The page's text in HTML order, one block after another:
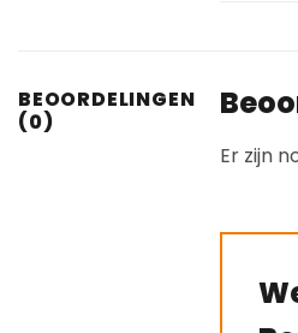
BEOORDELINGEN
(0)
Er zijn